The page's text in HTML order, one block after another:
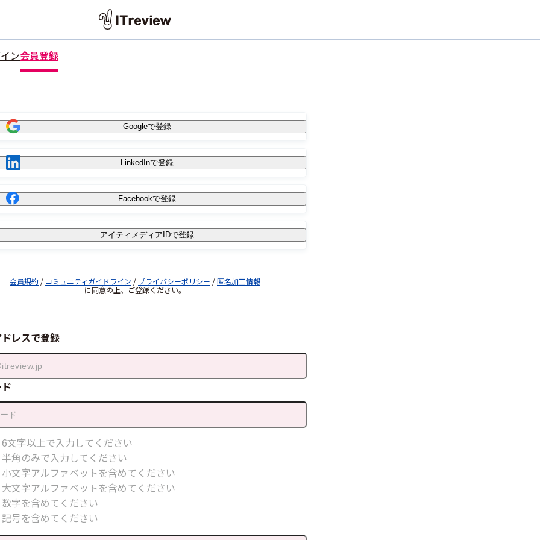
ン会員登録
Googleで登録
LinkedInで登録
Facebookで登録
アイティメディアIDで登録
会員規約 / コミュニティガイドライン / プライバシーポリシー /匿名加工情報
に同意の上、ご登録ください。
レスで登録
6文字以上で入力してください
半角のみで入力してください
小文字アルファベットを含めてください
大文字アルファベットを含めてください
数字を含めてください
記号を含めてください